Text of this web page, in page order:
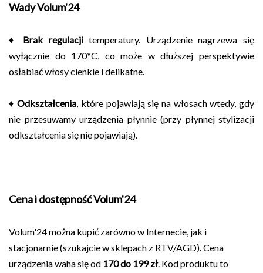
Wady Volum'24
♦ Brak regulacjitemperatury. Urządzenie nagrzewa się
wyłącznie do 170*C, co może w dłuższej perspektywie
osłabiać włosy cienkie i delikatne.
♦Odkształcenia, które pojawiają się na włosach wtedy, gdy
nie przesuwamy urządzenia płynnie (przy płynnej stylizacji
odkształcenia się nie pojawiają).
Cena i dostępność Volum'24
Volum'24 można kupić zarówno w Internecie, jak i
stacjonarnie (szukajcie w sklepach z RTV/AGD). Cena
urządzenia waha się od 170 do 199 zł. Kod produktu to